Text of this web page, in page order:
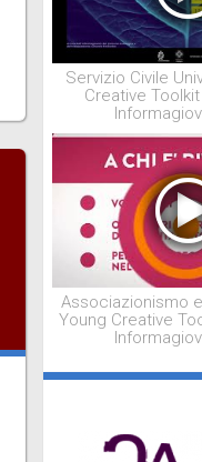
Servizio Civile
Creative
Associazionismo
Young Creative